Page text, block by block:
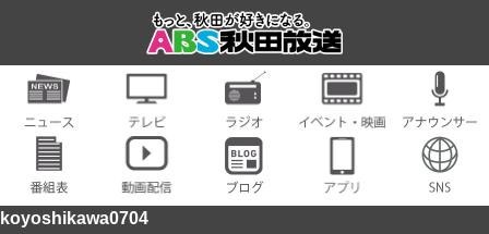
koyoshikawa0704